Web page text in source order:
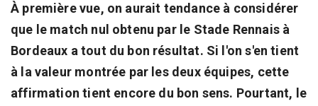
À première vue, on aurait tendance à considérer
que le match nul obtenu par le Stade Rennais à
Bordeaux a tout du bon résultat. Si l'on s'en tient
à la valeur montrée par les deux équipes, cette
affirmation tient encore du bon sens. Pourtant, le